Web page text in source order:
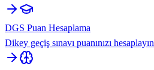
DGS Puan Hesaplama
Dikey geçiş sınavı puanınızı hesaplayın